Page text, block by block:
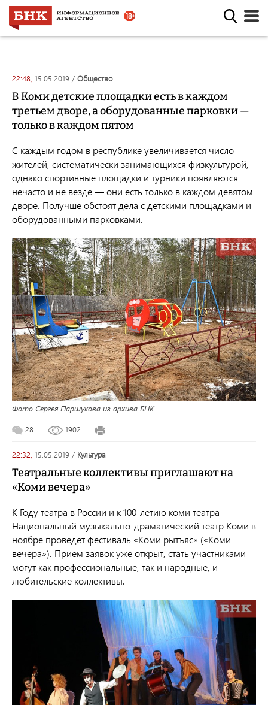
22:48, 15.05.2019 / общество
В Коми детские площадки есть в каждом
третьем дворе, а оборудованные парковки —
только в каждом пятом
С каждым годом в республике увеличивается число
жителей, систематически занимающихся физкультурой,
однако спортивные площадки и турники появляются
нечасто и не везде — они есть только в каждом девятом
дворе. Получше обстоят дела с детскими площадками и
оборудованными парковками.
Фото Сергея Паршукова из архива БНК
28 1902
22:32, 15.05.2019 / культура
Театральные коллективы приглашают на
«Коми вечера»
К Году театра в России и к 100-летию коми театра
Национальный музыкально-драматический театр Коми в
ноябре проведет фестиваль «Коми рытъяс» («Коми
вечера»). Прием заявок уже открыт, стать участниками
могут как профессиональные, так и народные, и
любительские коллективы.